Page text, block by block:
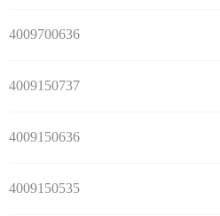
4009700636
4009150737
4009150636
4009150535